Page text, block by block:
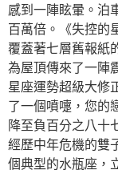
感到一陣眩暈。泊
百萬倍。《失控的
覆蓋著七層舊報紙
為屋頂傳來了一陣
星座運勢超級大修
了一個噴嚏，您的
降至負百分之八十
經歷中年危機的雙
個典型的水瓶座，